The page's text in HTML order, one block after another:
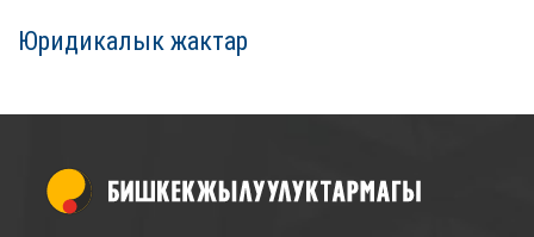
Юридикалык жактар